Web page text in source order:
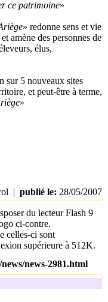
ce patrimoine»
» redonne sens et vie
amène des personnes de
élus,
sur 5 nouveaux sites
et peut-être à terme,
»
| publié le: 28/05/2007
du lecteur Flash 9
ci-contre.
celles-ci sont
supérieure à 512K.
news-2981.html